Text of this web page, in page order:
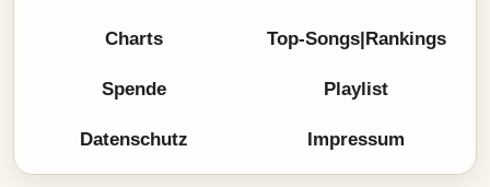
Charts Top-Songs|Rankings
Spende Playlist
Datenschutz Impressum